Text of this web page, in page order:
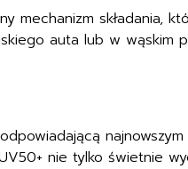
mechanizm składania,
auta lub w wąskim
nie tylko świetnie